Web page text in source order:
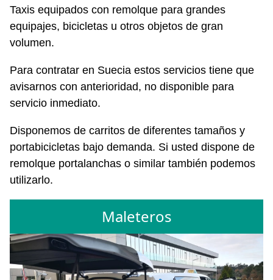
Taxis equipados con remolque para grandes
equipajes, bicicletas u otros objetos de gran
volumen.
Para contratar en Suecia estos servicios tiene que
avisarnos con anterioridad, no disponible para
servicio inmediato.
Disponemos de carritos de diferentes tamaños y
portabicicletas bajo demanda. Si usted dispone de
remolque portalanchas o similar también podemos
utilizarlo.
Maleteros